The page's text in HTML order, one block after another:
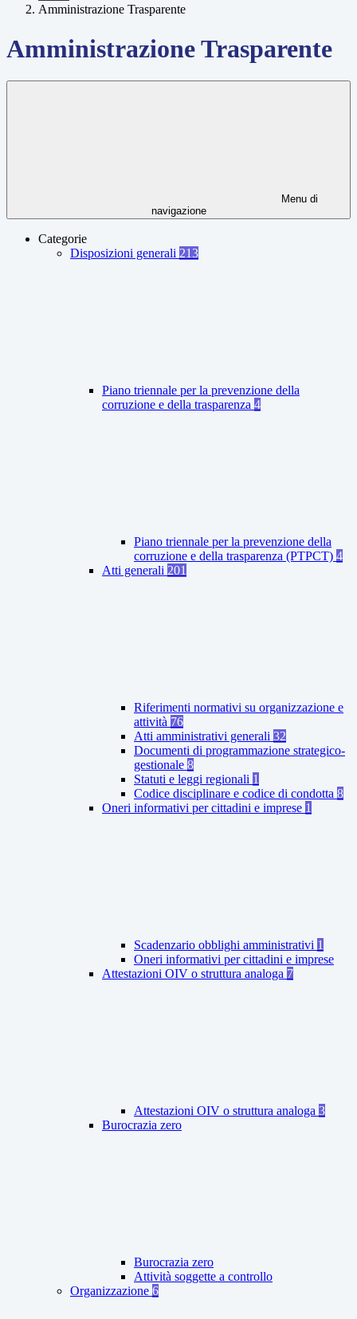
Amministrazione Trasparente
Amministrazione Trasparente
Menu di
navigazione
Categorie
Disposizioni generali 213
Piano triennale per la prevenzione della
corruzione e della trasparenza 4
Piano triennale per la prevenzione della
corruzione e della trasparenza (PTPCT) 4
Atti generali 201
Riferimenti normativi su organizzazione e
attività 76
Atti amministrativi generali 32
Documenti di programmazione strategico-
gestionale 8
Statuti e leggi regionali 1
Codice disciplinare e codice di condotta 8
Oneri informativi per cittadini e imprese 1
Scadenzario obblighi amministrativi 1
Oneri informativi per cittadini e imprese
Attestazioni OIV o struttura analoga 7
Attestazioni OIV o struttura analoga 3
Burocrazia zero
Burocrazia zero
Attività soggette a controllo
Organizzazione 6